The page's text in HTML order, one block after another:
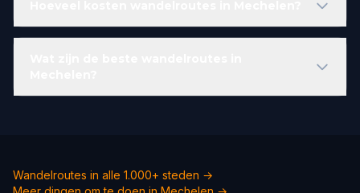
Wandelroutes in alle 1.000+ steden →